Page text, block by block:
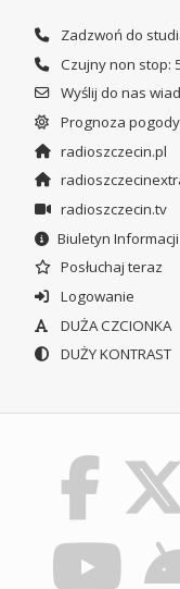
Zadzwoń do
Czujny non stop:
Wyślij do nas
Prognoza pogody
radioszczecin.pl
radioszczecin.tv
Biuletyn
Posłuchaj teraz
Logowanie
DUŻA CZCIONKA
DUŻY KONTRAST